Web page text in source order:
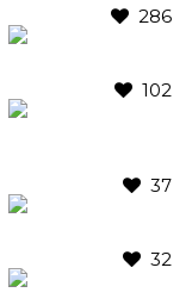
286
102
37
32